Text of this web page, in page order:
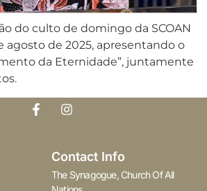
do culto de domingo da SCOAN
agosto de 2025, apresentando o
da Eternidade”, juntamente
Contact Info
The Synagogue, Church Of All